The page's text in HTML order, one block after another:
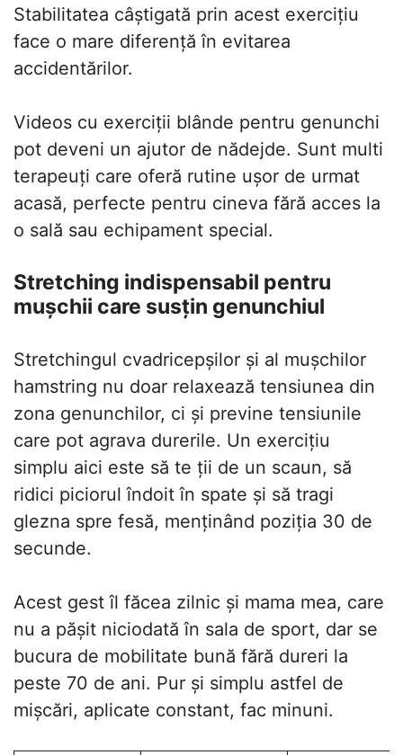
Stabilitatea câștigată prin acest exercițiu
face o mare diferență în evitarea
accidentărilor.
Videos cu exerciții blânde pentru genunchi
pot deveni un ajutor de nădejde. Sunt multi
terapeuți care oferă rutine ușor de urmat
acasă, perfecte pentru cineva fără acces la
o sală sau echipament special.
Stretching indispensabil pentru
mușchii care susțin genunchiul
Stretchingul cvadricepșilor și al mușchilor
hamstring nu doar relaxează tensiunea din
zona genunchilor, ci și previne tensiunile
care pot agrava durerile. Un exercițiu
simplu aici este să te ții de un scaun, să
ridici piciorul îndoit în spate și să tragi
glezna spre fesă, menținând poziția 30 de
secunde.
Acest gest îl făcea zilnic și mama mea, care
nu a pășit niciodată în sala de sport, dar se
bucura de mobilitate bună fără dureri la
peste 70 de ani. Pur și simplu astfel de
mișcări, aplicate constant, fac minuni.